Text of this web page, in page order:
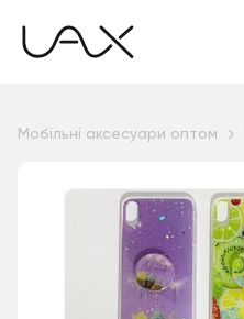
Мобільні аксесуари оптом